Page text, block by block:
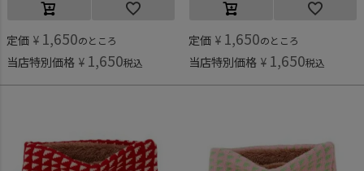
定価 ¥ 1,650のところ
当店特別価格 ¥ 1,650税込
定価 ¥ 1,650のところ
当店特別価格 ¥ 1,650税込